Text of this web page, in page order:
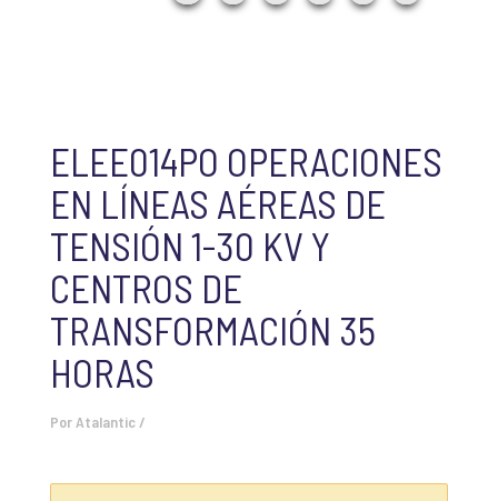
ELEE014PO OPERACIONES
EN LÍNEAS AÉREAS DE
TENSIÓN 1-30 KV Y
CENTROS DE
TRANSFORMACIÓN 35
HORAS
Por Atalantic /